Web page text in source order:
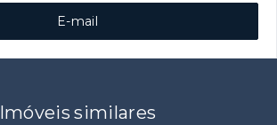
E-mail
Imóveis similares